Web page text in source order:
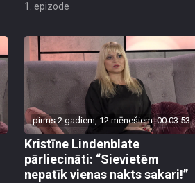
1. epizode
pirms 2 gadiem, 12 mēnešiem 00:03:53
Kristīne Lindenblate
pārliecināti: “Sievietēm
nepatīk vienas nakts sakari!”